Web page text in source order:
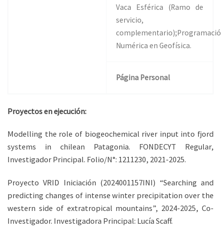
Vaca Esférica (Ramo de
servicio,
Numérica en Geofísica.
Página Personal
Proyectos en ejecución:
Modelling the role of biogeochemical river input into fjord
systems in chilean Patagonia. FONDECYT Regular,
Investigador Principal. Folio/N°: 1211230, 2021-2025.
Proyecto VRID Iniciación (2024001157INI) “Searching and
predicting changes of intense winter precipitation over the
western side of extratropical mountains”, 2024-2025, Co-
Investigador. Investigadora Principal: Lucía Scaff.